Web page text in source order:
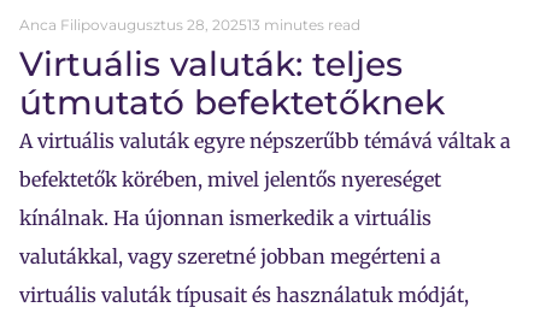
Anca Filipovaugusztus 28, 202513 minutes read
Virtuális valuták: teljes
útmutató befektetőknek
A virtuális valuták egyre népszerűbb témává váltak a
befektetők körében, mivel jelentős nyereséget
kínálnak. Ha újonnan ismerkedik a virtuális
valutákkal, vagy szeretné jobban megérteni a
virtuális valuták típusait és használatuk módját,